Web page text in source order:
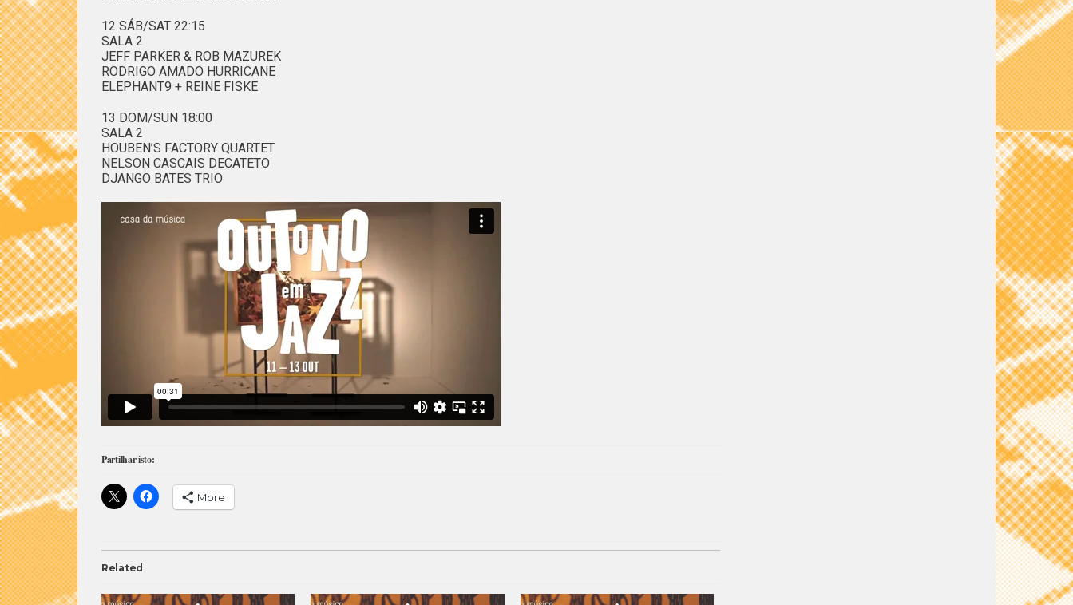
12 SÁB/SAT 22:15
SALA 2
JEFF PARKER & ROB MAZUREK
RODRIGO AMADO HURRICANE
ELEPHANT9 + REINE FISKE
13 DOM/SUN 18:00
SALA 2
HOUBEN’S FACTORY QUARTET
NELSON CASCAIS DECATETO
DJANGO BATES TRIO
Partilhar isto:
More
Related